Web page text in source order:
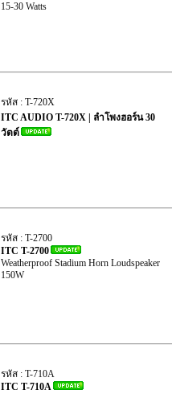
15-30 Watts
รหัส : T-720X
ITC AUDIO T-720X | ลำโพงฮอร์น 30
วัตต์
รหัส : T-2700
ITC T-2700
Weatherproof Stadium Horn Loudspeaker
150W
รหัส : T-710A
ITC T-710A